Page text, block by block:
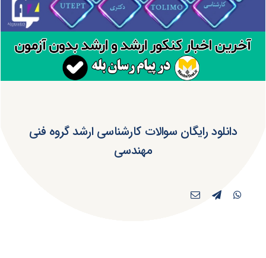
دانلود رایگان سوالات کارشناسی ارشد گروه فنی
مهندسی